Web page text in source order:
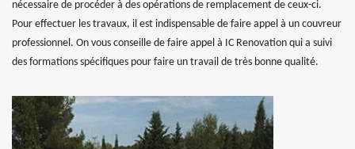
nécessaire de procéder à des opérations de remplacement de ceux-ci.
Pour effectuer les travaux, il est indispensable de faire appel à un couvreur
professionnel. On vous conseille de faire appel à IC Renovation qui a suivi
des formations spécifiques pour faire un travail de très bonne qualité.